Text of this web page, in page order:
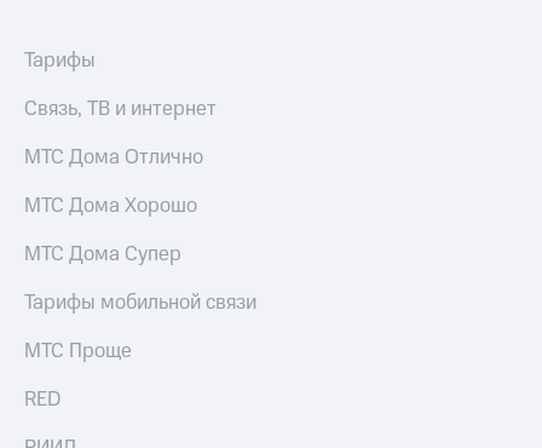
Тарифы
Связь, ТВ и интернет
МТС Дома Отлично
МТС Дома Хорошо
МТС Дома Супер
Тарифы мобильной связи
МТС Проще
RED